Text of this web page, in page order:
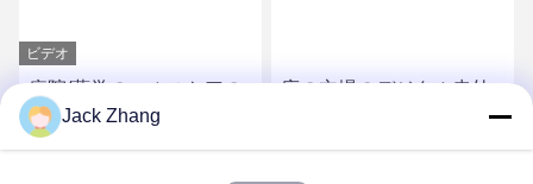
ビデオ
病院/薬学のヘルスケアの
キオスク/医療のキオスク
は標準ヨーロッパMDDお
最もよい価格を得なさい
床の立場のデジタル赤外
最もよい価格を得なさい
Jack Zhang